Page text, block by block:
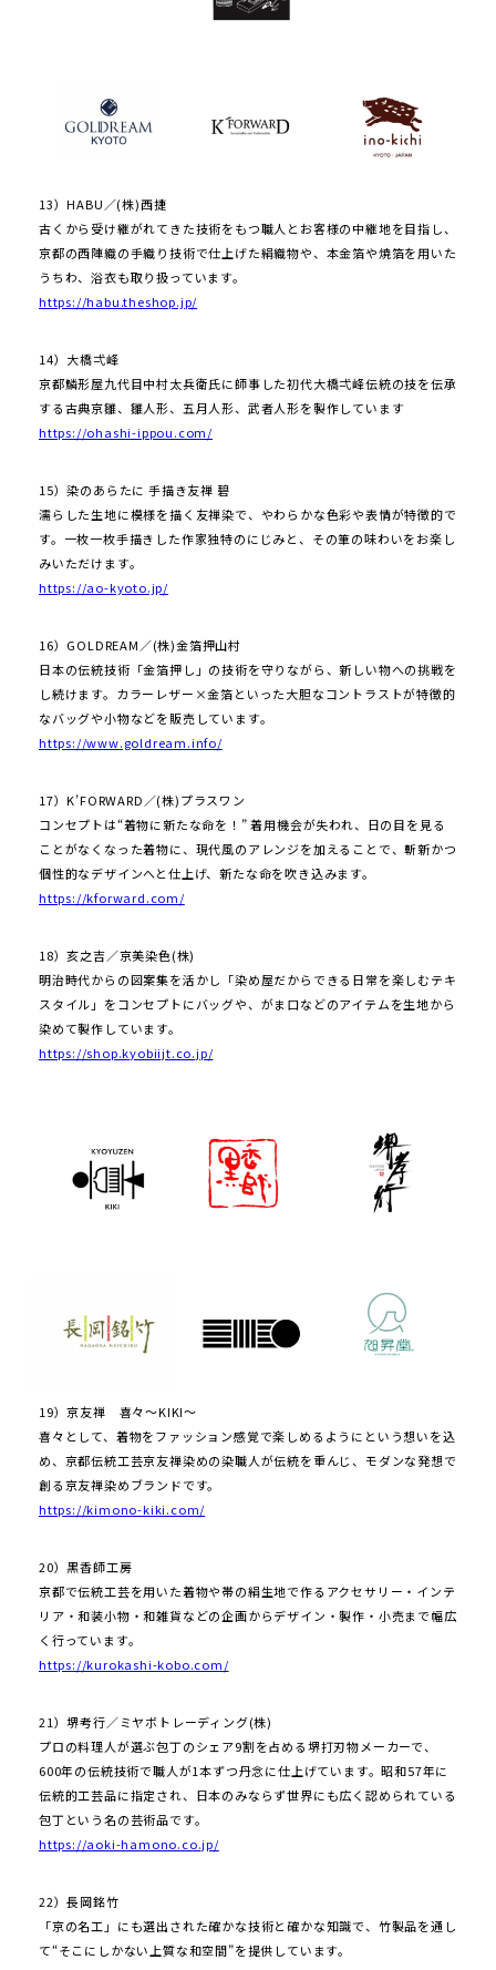
13）HABU／(株)西捷
古くから受け継がれてきた技術をもつ職人とお客様の中継地を目指し、
京都の西陣織の手織り技術で仕上げた絹織物や、本金箔や焼箔を用いた
うちわ、浴衣も取り扱っています。
https://habu.theshop.jp/
14）大橋弌峰
京都鱗形屋九代目中村太兵衛氏に師事した初代大橋弌峰伝統の技を伝承
する古典京雛、雛人形、五月人形、武者人形を製作しています
https://ohashi-ippou.com/
15）染のあらたに 手描き友禅 碧
濡らした生地に模様を描く友禅染で、やわらかな色彩や表情が特徴的で
す。一枚一枚手描きした作家独特のにじみと、その筆の味わいをお楽し
みいただけます。
https://ao-kyoto.jp/
16）GOLDREAM／(株)金箔押山村
日本の伝統技術「金箔押し」の技術を守りながら、新しい物への挑戦を
し続けます。カラーレザー×金箔といった大胆なコントラストが特徴的
なバッグや小物などを販売しています。
https://www.goldream.info/
17）K’FORWARD／(株)プラスワン
コンセプトは“着物に新たな命を！” 着用機会が失われ、日の目を見る
ことがなくなった着物に、現代風のアレンジを加えることで、斬新かつ
個性的なデザインへと仕上げ、新たな命を吹き込みます。
https://kforward.com/
18）亥之吉／京美染色(株)
明治時代からの図案集を活かし「染め屋だからできる日常を楽しむテキ
スタイル」をコンセプトにバッグや、がま口などのアイテムを生地から
染めて製作しています。
https://shop.kyobiijt.co.jp/
19）京友禅 喜々～KIKI～
喜々として、着物をファッション感覚で楽しめるようにという想いを込
め、京都伝統工芸京友禅染めの染職人が伝統を重んじ、モダンな発想で
創る京友禅染めブランドです。
https://kimono-kiki.com/
20）黒香師工房
京都で伝統工芸を用いた着物や帯の絹生地で作るアクセサリー・インテ
リア・和装小物・和雑貨などの企画からデザイン・製作・小売まで幅広
く行っています。
https://kurokashi-kobo.com/
21）堺考行／ミヤボトレーディング(株)
プロの料理人が選ぶ包丁のシェア9割を占める堺打刃物メーカーで、
600年の伝統技術で職人が1本ずつ丹念に仕上げています。昭和57年に
伝統的工芸品に指定され、日本のみならず世界にも広く認められている
包丁という名の芸術品です。
https://aoki-hamono.co.jp/
22）長岡銘竹
「京の名工」にも選出された確かな技術と確かな知識で、竹製品を通し
て“そこにしかない上質な和空間”を提供しています。